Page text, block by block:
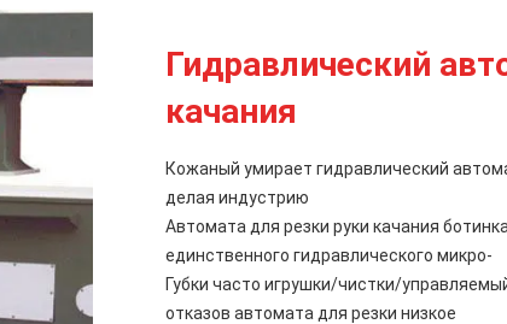
Гидравлический
качания
Кожаный умирает гидравлический
делая индустрию
Автомата для резки руки качания
единственного гидравлического микро-
Губки часто игрушки/чистки/
отказов автомата для резки низкое